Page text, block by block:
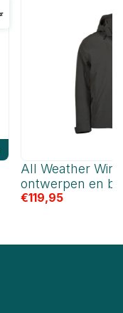
All Weather
ontwerpen en
€119,95